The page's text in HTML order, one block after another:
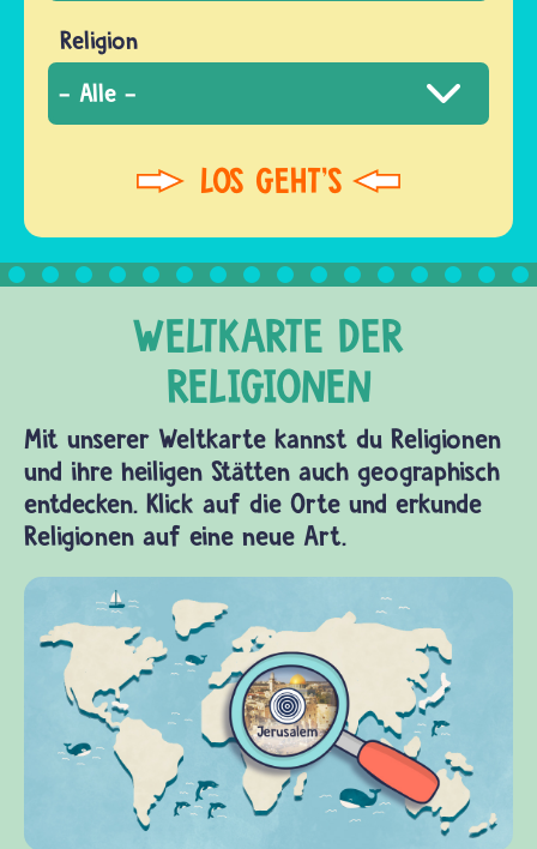
Religion
Mit unserer Weltkarte kannst du Religionen
und ihre heiligen Stätten auch geographisch
entdecken. Klick auf die Orte und erkunde
Religionen auf eine neue Art.